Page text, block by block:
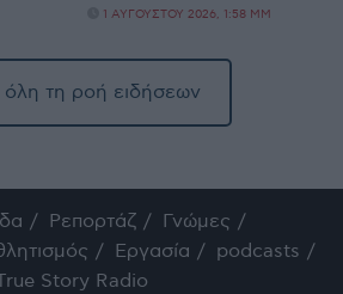
1 ΑΥΓΟΎΣΤΟΥ 2026, 1:58 ΜΜ
όλη τη ροή ειδήσεων
Ρεπορτάζ
Γνώμες
Εργασία
podcasts
Story Radio